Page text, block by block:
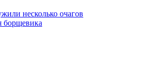
несколько очагов
борщевика